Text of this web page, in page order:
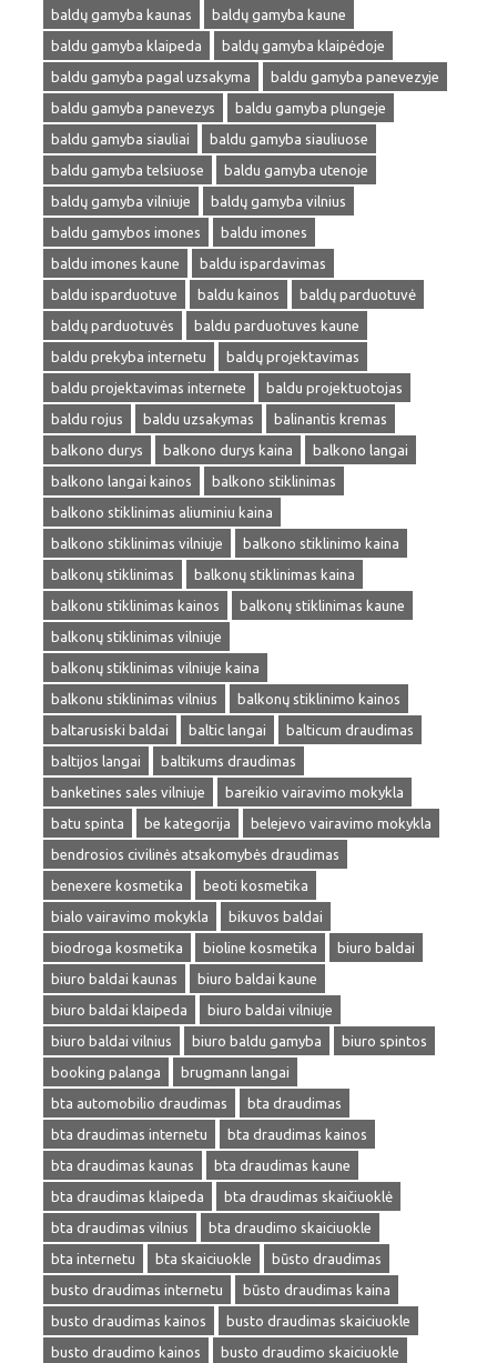
baldų gamyba kaunas
baldų gamyba kaune
baldu gamyba klaipeda
baldų gamyba klaipėdoje
baldu gamyba pagal uzsakyma
baldu gamyba panevezyje
baldu gamyba panevezys
baldu gamyba plungeje
baldu gamyba siauliai
baldu gamyba siauliuose
baldu gamyba telsiuose
baldu gamyba utenoje
baldų gamyba vilniuje
baldų gamyba vilnius
baldu gamybos imones
baldu imones
baldu imones kaune
baldu ispardavimas
baldu isparduotuve
baldu kainos
baldų parduotuvė
baldų parduotuvės
baldu parduotuves kaune
baldu prekyba internetu
baldų projektavimas
baldu projektavimas internete
baldu projektuotojas
baldu rojus
baldu uzsakymas
balinantis kremas
balkono durys
balkono durys kaina
balkono langai
balkono langai kainos
balkono stiklinimas
balkono stiklinimas aliuminiu kaina
balkono stiklinimas vilniuje
balkono stiklinimo kaina
balkonų stiklinimas
balkonų stiklinimas kaina
balkonu stiklinimas kainos
balkonų stiklinimas kaune
balkonų stiklinimas vilniuje
balkonų stiklinimas vilniuje kaina
balkonu stiklinimas vilnius
balkonų stiklinimo kainos
baltarusiski baldai
baltic langai
balticum draudimas
baltijos langai
baltikums draudimas
banketines sales vilniuje
bareikio vairavimo mokykla
batu spinta
be kategorija
belejevo vairavimo mokykla
bendrosios civilinės atsakomybės draudimas
benexere kosmetika
beoti kosmetika
bialo vairavimo mokykla
bikuvos baldai
biodroga kosmetika
bioline kosmetika
biuro baldai
biuro baldai kaunas
biuro baldai kaune
biuro baldai klaipeda
biuro baldai vilniuje
biuro baldai vilnius
biuro baldu gamyba
biuro spintos
booking palanga
brugmann langai
bta automobilio draudimas
bta draudimas
bta draudimas internetu
bta draudimas kainos
bta draudimas kaunas
bta draudimas kaune
bta draudimas klaipeda
bta draudimas skaičiuoklė
bta draudimas vilnius
bta draudimo skaiciuokle
bta internetu
bta skaiciuokle
būsto draudimas
busto draudimas internetu
būsto draudimas kaina
busto draudimas kainos
busto draudimas skaiciuokle
busto draudimo kainos
busto draudimo skaiciuokle